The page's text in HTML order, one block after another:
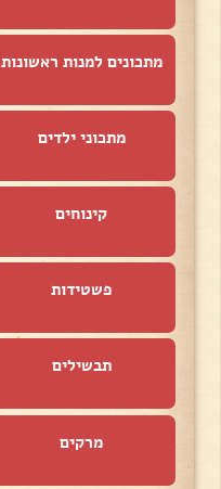
מתכונים למנות ראשונות
מתכוני ילדים
קינוחים
פשטידות
תבשילים
מרקים